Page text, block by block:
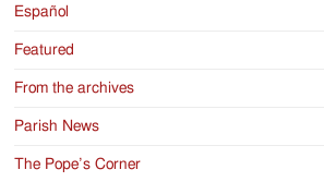
Español
Featured
From the archives
Parish News
The Pope’s Corner